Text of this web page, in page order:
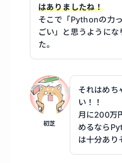
はありましたね！
そこで「Pythonの力
ごい」と思うようにな
た。
初芝
それはめち
い！！
月に200万
めるなら
は十分あり